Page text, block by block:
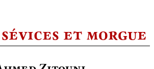
et morgue